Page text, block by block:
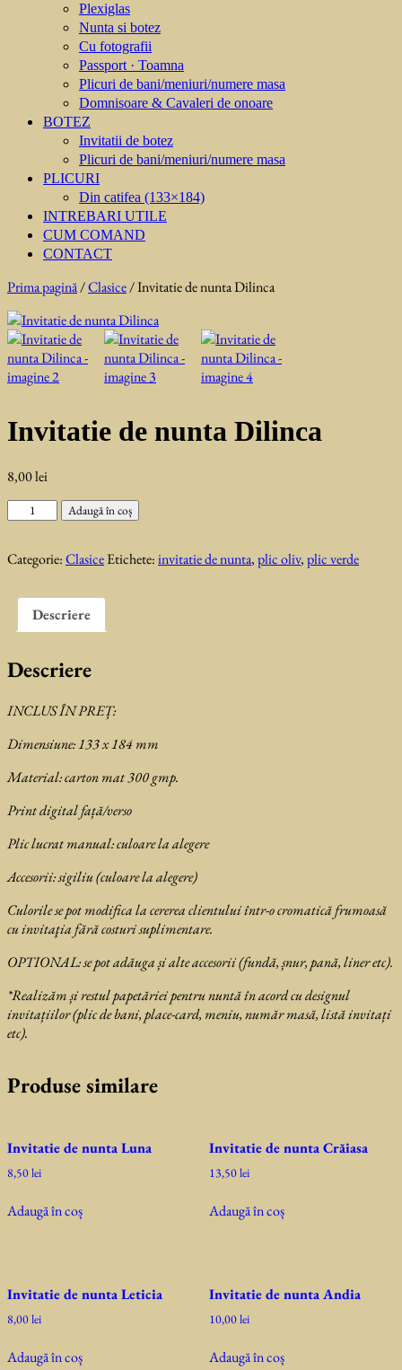
Plexiglas
Nunta si botez
Cu fotografii
Passport · Toamna
Plicuri de bani/meniuri/numere masa
Domnisoare & Cavaleri de onoare
BOTEZ
Invitatii de botez
Plicuri de bani/meniuri/numere masa
PLICURI
Din catifea (133×184)
INTREBARI UTILE
CUM COMAND
CONTACT
Prima pagină/Clasice/ Invitatie de nunta Dilinca
Invitatie de nunta Dilinca
8,00lei
Cantitate
nunta
Adaugă în coș
Categorie:ClasiceEtichete:invitatie de nunta,plic oliv,plic verde
Descriere
Descriere
INCLUS ÎN PREȚ:
Dimensiune: 133 x 184 mm
Material: carton mat 300 gmp.
Print digital față/verso
Plic lucrat manual: culoare la alegere
Accesorii: sigiliu (culoare la alegere)
Culorile se pot modifica la cererea clientului într-o cromatică frumoasă
cu invitaţia fără costuri suplimentare.
OPTIONAL: sepot adăuga și alte accesorii (fundă, șnur, pană, liner etc).
*Realizăm și restul papetăriei pentru nuntă în acord cu designul
invitațiilor (plic de bani, place-card, meniu, număr masă, listă invitați
etc).
Produse similare
Invitatie de nunta Luna
8,50lei
Adaugă în coș
Invitatie de nunta Crăiasa
13,50lei
Adaugă în coș
Invitatie de nunta Leticia
8,00lei
Adaugă în coș
Invitatie de nunta Andia
10,00lei
Adaugă în coș